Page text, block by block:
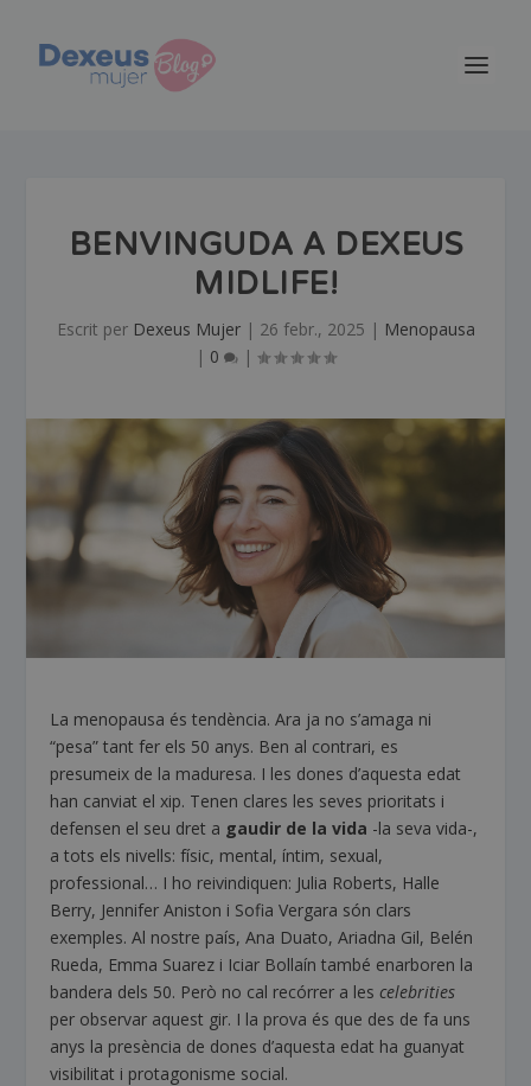
BENVINGUDA A DEXEUS
MIDLIFE!
Escrit per Dexeus Mujer| 26 febr., 2025 | Menopausa
| 0 |
La menopausa és tendència. Ara ja no s’amaga ni
“pesa” tant fer els 50 anys. Ben al contrari, es
presumeix de la maduresa. I les dones d’aquesta edat
han canviat el xip. Tenen clares les seves prioritats i
defensen el seu dret a gaudir de la vida -la seva vida-,
a tots els nivells: físic, mental, íntim, sexual,
professional… I ho reivindiquen: Julia Roberts, Halle
Berry, Jennifer Aniston i Sofia Vergara són clars
exemples. Al nostre país, Ana Duato, Ariadna Gil, Belén
Rueda, Emma Suarez i Iciar Bollaín també enarboren la
bandera dels 50. Però no cal recórrer a lescelebrities
per observar aquest gir. I la prova és que des de fa uns
anys la presència de dones d’aquesta edat ha guanyat
visibilitat i protagonisme social.